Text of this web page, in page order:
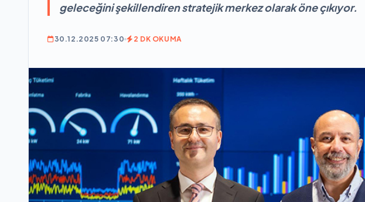
geleceğini şekillendiren stratejik merkez olarak öne çıkıyor.
30.12.2025 07:30 2 DK OKUMA